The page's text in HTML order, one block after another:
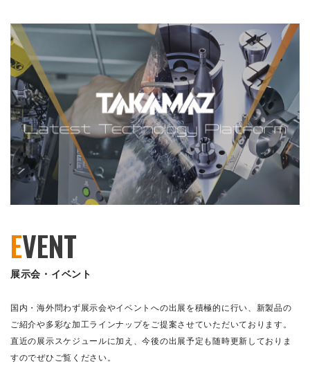
EVENT
展示会・イベント
国内・海外問わず展示会やイベントへの出展を積極的に行い、新製品の
ご紹介や多彩な加工ラインナップをご提案させていただいております。
直近の展示スケジュールに加え、今後の出展予定も随時更新しておりま
すのでぜひご覧ください。